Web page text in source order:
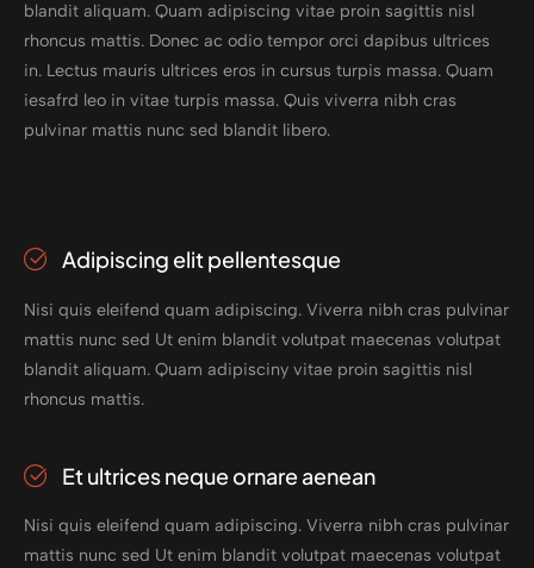
blandit aliquam. Quam adipiscing vitae proin sagittis nisl
rhoncus mattis. Donec ac odio tempor orci dapibus ultrices
in. Lectus mauris ultrices eros in cursus turpis massa. Quam
iesafrd leo in vitae turpis massa. Quis viverra nibh cras
pulvinar mattis nunc sed blandit libero.
Adipiscing elit pellentesque
Nisi quis eleifend quam adipiscing. Viverra nibh cras pulvinar
mattis nunc sed Ut enim blandit volutpat maecenas volutpat
blandit aliquam. Quam adipisciny vitae proin sagittis nisl
rhoncus mattis.
Et ultrices neque ornare aenean
Nisi quis eleifend quam adipiscing. Viverra nibh cras pulvinar
mattis nunc sed Ut enim blandit volutpat maecenas volutpat